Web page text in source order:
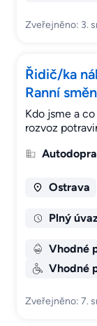
Zveřejněno: 3.
Řidič/ka
Ranní
Kdo jsme a
rozvoz
Ostrava
Plný
Vhodné
Vhodné
Zveřejněno: 7.